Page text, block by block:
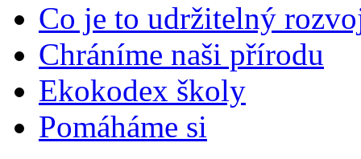
Co je to udržitelný
Chráníme naši přírodu
Ekokodex školy
Pomáháme si